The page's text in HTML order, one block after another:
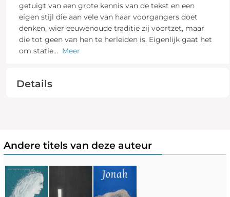
getuigt van een grote kennis van de tekst en een
eigen stijl die aan vele van haar voorgangers doet
denken, wier eeuwenoude traditie zij voortzet, maar
die tot geen van hen te herleiden is. Eigenlijk gaat het
om statie... Meer
Details
Andere titels van deze auteur